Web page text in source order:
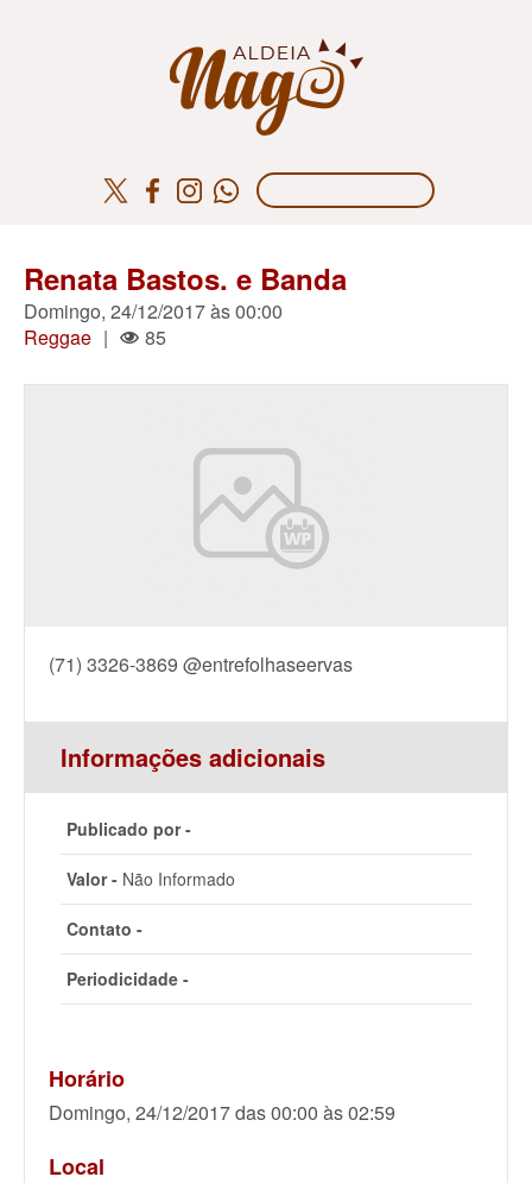
Renata Bastos. e Banda
Domingo, 24/12/2017 às 00:00
Reggae | 85
(71) 3326-3869 @entrefolhaseervas
Informações adicionais
Publicado por -
Valor - Não Informado
Contato -
Periodicidade -
Horário
Domingo, 24/12/2017 das 00:00 às 02:59
Local